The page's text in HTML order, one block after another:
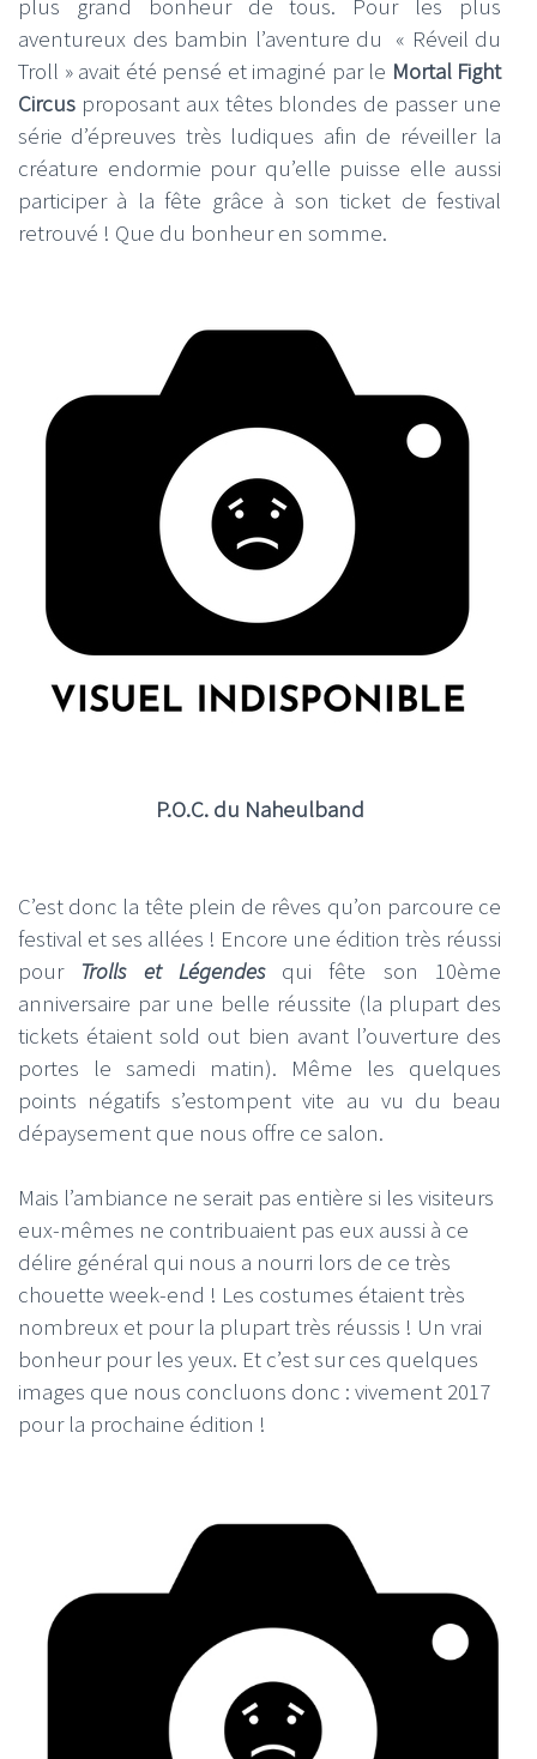
plus grand bonheur de tous. Pour les plus
aventureux des bambin l’aventure du « Réveil du
Troll » avait été pensé et imaginé par le Mortal Fight
Circus proposant aux têtes blondes de passer une
série d’épreuves très ludiques afin de réveiller la
créature endormie pour qu’elle puisse elle aussi
participer à la fête grâce à son ticket de festival
retrouvé ! Que du bonheur en somme.
P.O.C. du Naheulband
C’est donc la tête plein de rêves qu’on parcoure ce
festival et ses allées ! Encore une édition très réussi
pour Trolls et Légendesqui fête son 10ème
anniversaire par une belle réussite (la plupart des
tickets étaient sold out bien avant l’ouverture des
portes le samedi matin). Même les quelques
points négatifs s’estompent vite au vu du beau
dépaysement que nous offre ce salon.
Mais l’ambiance ne serait pas entière si les visiteurs
eux-mêmes ne contribuaient pas eux aussi à ce
délire général qui nous a nourri lors de ce très
chouette week-end ! Les costumes étaient très
nombreux et pour la plupart très réussis ! Un vrai
bonheur pour les yeux. Et c’est sur ces quelques
images que nous concluons donc : vivement 2017
pour la prochaine édition !